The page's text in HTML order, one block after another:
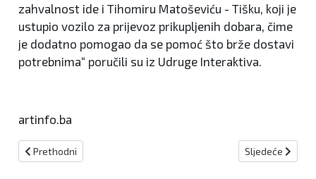
zahvalnost ide i Tihomiru Matoševiću - Tišku, koji je
ustupio vozilo za prijevoz prikupljenih dobara, čime
je dodatno pomogao da se pomoć što brže dostavi
potrebnima“ poručili su iz Udruge Interaktiva.
artinfo.ba
Prethodni članak: Sveti Franjo Borgia
Prethodni Sljedeći članak:
Sljedeće